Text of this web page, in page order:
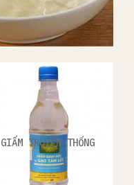
GIẤM TRUYỀN THỐNG